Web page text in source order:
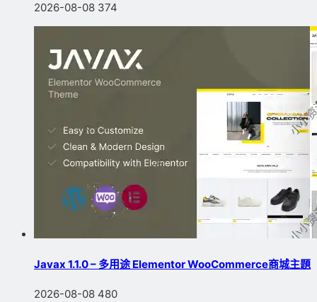
2026-08-08 374
Javax 1.1.0 – 多用途 Elementor WooCommerce商城主題
2026-08-08 480